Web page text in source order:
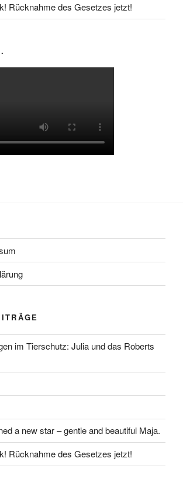
Rücknahme des Gesetzes jetzt!
im Tierschutz: Julia und das Roberts
a new star – gentle and beautiful Maja.
Rücknahme des Gesetzes jetzt!